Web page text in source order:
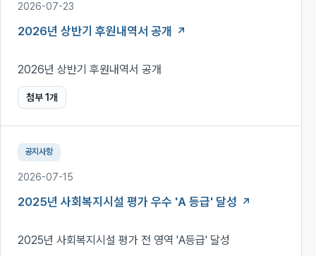
2026-07-23
2026년 상반기 후원내역서 공개
2026년 상반기 후원내역서 공개
첨부1개
공지사항
2026-07-15
2025년 사회복지시설 평가 우수 'A 등급' 달성
2025년 사회복지시설 평가 전 영역 'A등급' 달성